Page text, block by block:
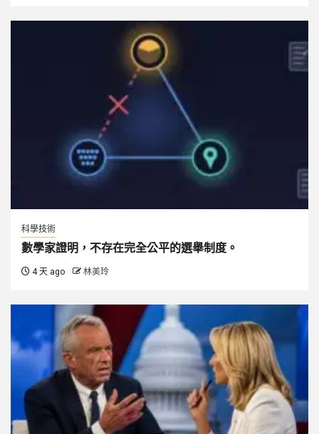
科學技術
數學家證明，不存在完全公平的選舉制度。
4 天 ago 林美玲